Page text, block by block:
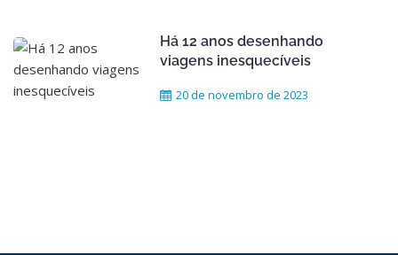
20 de novembro de 2023
Há 12 anos desenhando
viagens inesquecíveis